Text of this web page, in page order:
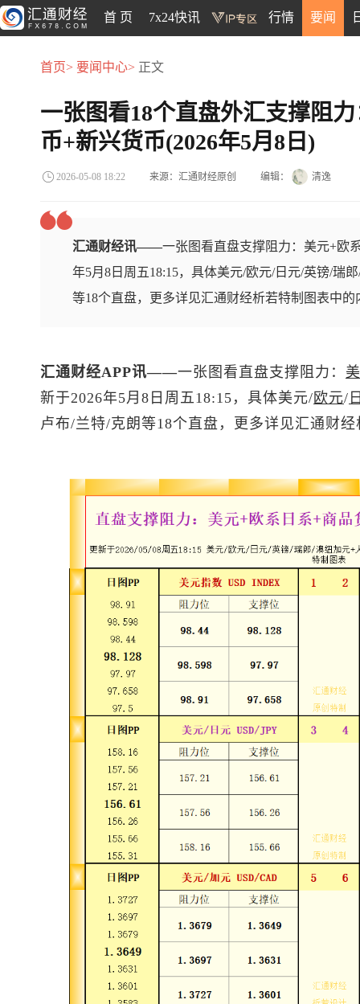
首 页 7x24快讯 行情 要闻
首页> 要闻中心> 正文
一张图看18个直盘外汇支撑阻
币+新兴货币(2026年5月8日)
2026-05-08 18:22 来源：汇通财经原创 编辑： 清逸
汇通财经讯——一张图看直盘支撑阻力：美元+欧
年5月8日周五18:15，具体美元/欧元/日元/英镑/瑞
等18个直盘，更多详见汇通财经析若特制图表中的
汇通财经APP讯——一张图看直盘支撑阻力：
新于2026年5月8日周五18:15，具体美元/欧元/
卢布/兰特/克朗等18个直盘，更多详见汇通财